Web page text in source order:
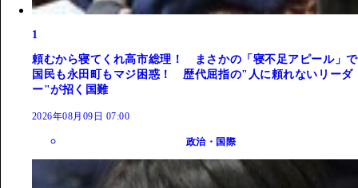
1
頼むから寝てくれ高市総理！ まさかの「寝不足アピール」で
国民も永田町もマジ困惑！ 歴代屈指の"人に頼れないリーダ
ー"が招く国難
2026年08月09日 07:00
政治・国際